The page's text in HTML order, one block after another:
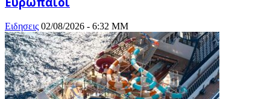
Ειδησεις 02/08/2026 - 6:32 ΜΜ